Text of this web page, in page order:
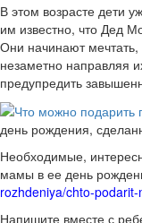
В этом возрасте дети
им известно, что Дед
Они начинают
незаметно направляя
предупредить
день рождения,
Необходимые,
мамы в ее день
rozhdeniya/chto-
Напишите вместе с